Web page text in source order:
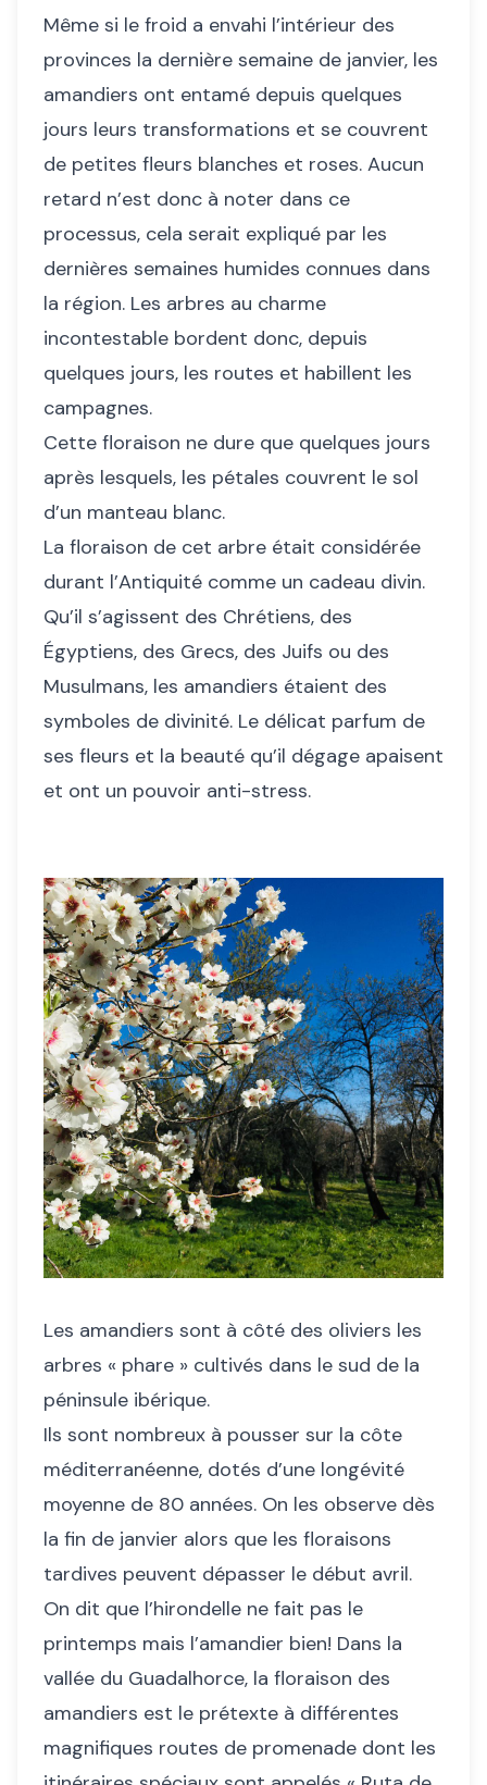
Même si le froid a envahi l’intérieur des
provinces la dernière semaine de janvier, les
amandiers ont entamé depuis quelques
jours leurs transformations et se couvrent
de petites fleurs blanches et roses. Aucun
retard n’est donc à noter dans ce
processus, cela serait expliqué par les
dernières semaines humides connues dans
la région. Les arbres au charme
incontestable bordent donc, depuis
quelques jours, les routes et habillent les
campagnes.
Cette floraison ne dure que quelques jours
après lesquels, les pétales couvrent le sol
d’un manteau blanc.
La floraison de cet arbre était considérée
durant l’Antiquité comme un cadeau divin.
Qu’il s’agissent des Chrétiens, des
Égyptiens, des Grecs, des Juifs ou des
Musulmans, les amandiers étaient des
symboles de divinité. Le délicat parfum de
ses fleurs et la beauté qu’il dégage apaisent
et ont un pouvoir anti-stress.
Les amandiers sont à côté des oliviers les
arbres « phare » cultivés dans le sud de la
péninsule ibérique.
Ils sont nombreux à pousser sur la côte
méditerranéenne, dotés d’une longévité
moyenne de 80 années. On les observe dès
la fin de janvier alors que les floraisons
tardives peuvent dépasser le début avril.
On dit que l’hirondelle ne fait pas le
printemps mais l’amandier bien! Dans la
vallée du Guadalhorce, la floraison des
amandiers est le prétexte à différentes
magnifiques routes de promenade dont les